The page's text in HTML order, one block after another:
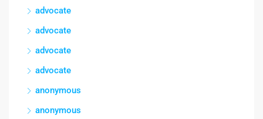
advocate
advocate
advocate
advocate
anonymous
anonymous